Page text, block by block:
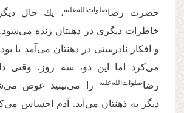
حضرت رضا‌صلوات‌‌الله‌‌علیه، یك حال
خاطرات دیگرى در ذهنتان زنده
و افكار نادرستى در ذهنتان مى‌‌آمد یا
مى‌‌كرد اما این دو، سه روز، وقتى
رضا‌صلوات‌‌الله‌‌علیه
را مى‌‌بینید عوض
دیگر به ذهنتان مى‌‌آید. آدم احساس